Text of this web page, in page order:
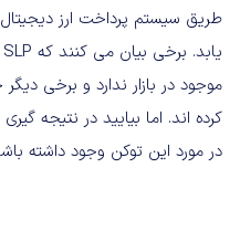
طریق سیستم پرداخت ارز
کرده اند. اما بیایید در نتیجه
در مورد این توکن وجود داشته